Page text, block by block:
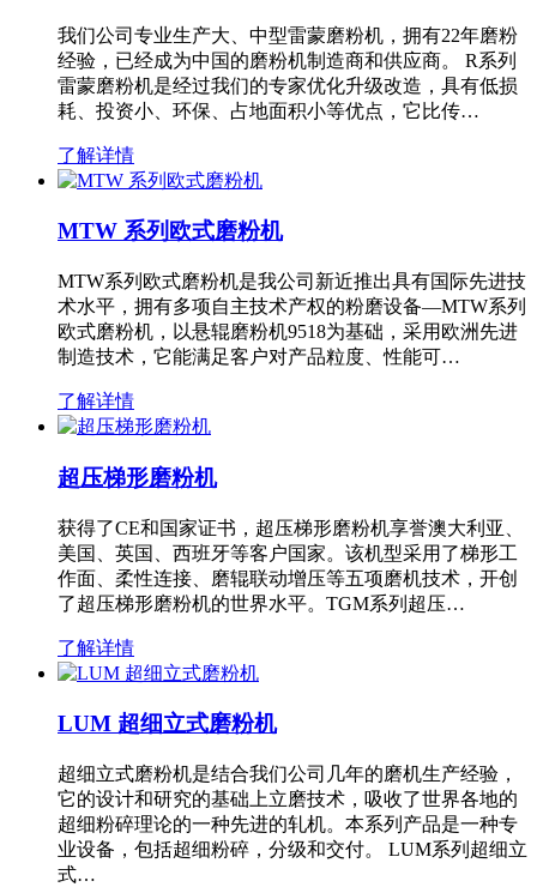
我们公司专业生产大、中型雷蒙磨粉机，拥有22年磨粉
经验，已经成为中国的磨粉机制造商和供应商。 R系列
雷蒙磨粉机是经过我们的专家优化升级改造，具有低损
耗、投资小、环保、占地面积小等优点，它比传…
了解详情
MTW 系列欧式磨粉机
MTW系列欧式磨粉机是我公司新近推出具有国际先进技
术水平，拥有多项自主技术产权的粉磨设备—MTW系列
欧式磨粉机，以悬辊磨粉机9518为基础，采用欧洲先进
制造技术，它能满足客户对产品粒度、性能可…
了解详情
超压梯形磨粉机
获得了CE和国家证书，超压梯形磨粉机享誉澳大利亚、
美国、英国、西班牙等客户国家。该机型采用了梯形工
作面、柔性连接、磨辊联动增压等五项磨机技术，开创
了超压梯形磨粉机的世界水平。TGM系列超压…
了解详情
LUM 超细立式磨粉机
超细立式磨粉机是结合我们公司几年的磨机生产经验，
它的设计和研究的基础上立磨技术，吸收了世界各地的
超细粉碎理论的一种先进的轧机。本系列产品是一种专
业设备，包括超细粉碎，分级和交付。 LUM系列超细立
式…